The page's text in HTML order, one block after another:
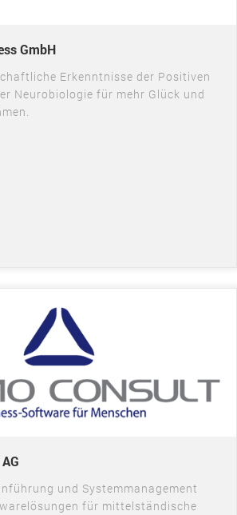
GmbH
Erkenntnisse der Positiven
Neurobiologie für mehr Glück und
und Systemmanagement
für mittelständische